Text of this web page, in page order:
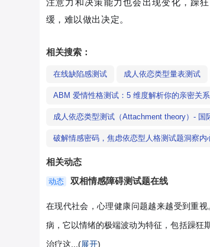
缓，难以做出决定。
相关搜索：
在线缺陷感测试 成人依恋类型量表测试
ABM 爱情性格测试：5 维度解析你的亲密关
成人依恋类型测试（Attachment theory）- 国
破解情感密码，焦虑依恋型人格测试题洞察内
相关动态
动态 双相情感障碍测试题在线
在现代社会，心理健康问题越来越受到重
病，它以情绪的极端波动为特征，包括躁狂
治疗这...(展开)